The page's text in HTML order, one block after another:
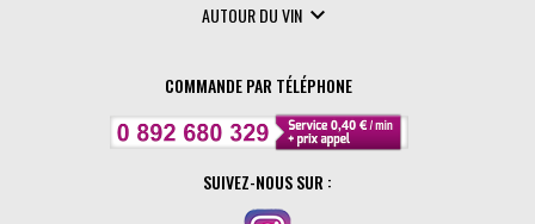
AUTOUR DU VIN 
COMMANDE PAR TÉLÉPHONE
SUIVEZ-NOUS SUR :